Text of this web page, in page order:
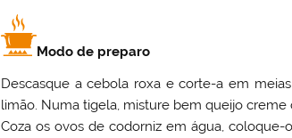
Modo de preparo
Descasque a cebola roxa e corte-a em
limão. Numa tigela, misture bem queijo
Coza os ovos de codorniz em água,